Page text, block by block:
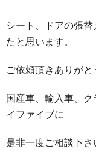
シート、ドアの張
たと思います。
ご依頼頂きありがと
国産車、輸入車、
イファイブに
是非一度ご相談下さ